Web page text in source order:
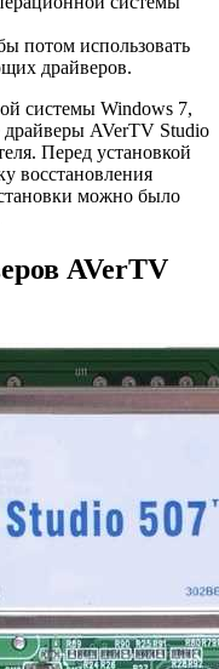
потом использовать
драйверов.
системы Windows 7,
драйверы AVerTV Studio
Перед установкой
восстановления
можно было
AVerTV